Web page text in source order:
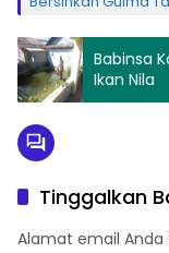
Babinsa
Ikan Nila
Tinggalkan
Alamat email Anda